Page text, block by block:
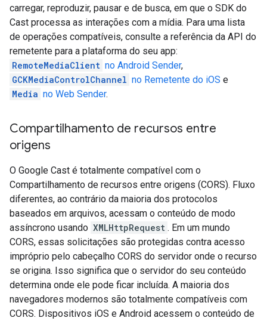
carregar, reproduzir, pausar e de busca, em que o SDK do
Cast processa as interações com a mídia. Para uma lista
de operações compatíveis, consulte a referência da API do
remetente para a plataforma do seu app:
RemoteMediaClient no Android Sender,
GCKMediaControlChannel no Remetente do iOS e
Media no Web Sender.
Compartilhamento de recursos entre
origens
O Google Cast é totalmente compatível com o
Compartilhamento de recursos entre origens (CORS). Fluxo
diferentes, ao contrário da maioria dos protocolos
baseados em arquivos, acessam o conteúdo de modo
assíncrono usando XMLHttpRequest . Em um mundo
CORS, essas solicitações são protegidas contra acesso
impróprio pelo cabeçalho CORS do servidor onde o recurso
se origina. Isso significa que o servidor do seu conteúdo
determina onde ele pode ficar incluída. A maioria dos
navegadores modernos são totalmente compatíveis com
CORS. Dispositivos iOS e Android acessem o conteúdo de